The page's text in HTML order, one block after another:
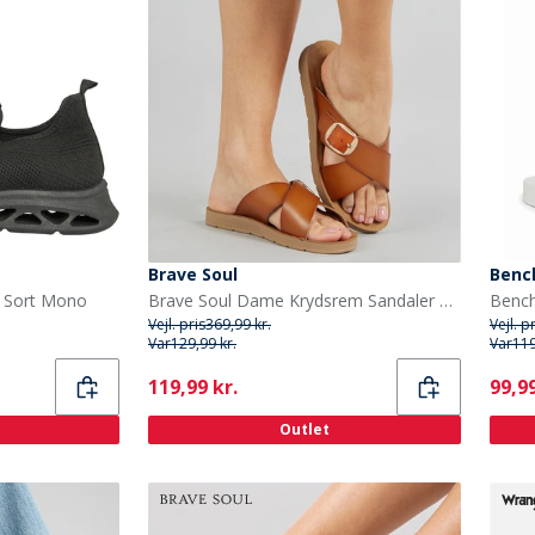
Mono
Brave Soul
Brave Soul Dame Krydsrem Sandaler Tan
Vejl. pris369,99 kr.
Var129,99 kr.
Current
119,99 kr.
Outlet
Vejl.
Var